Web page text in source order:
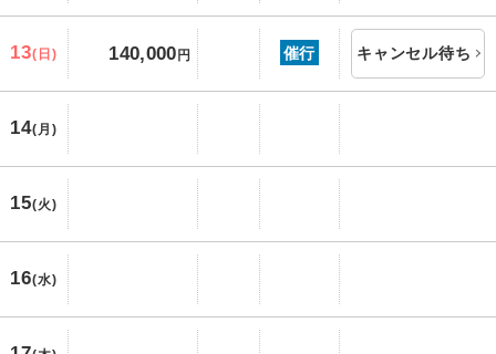
13(日) 140,000円 催行 キャンセル待ち
14(月)
15(火)
16(水)